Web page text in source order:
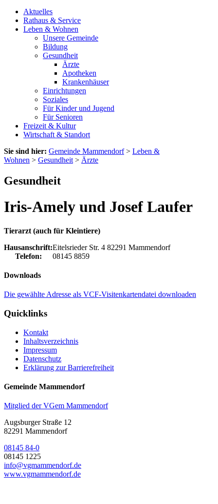
Aktuelles
Rathaus & Service
Leben & Wohnen
Unsere Gemeinde
Bildung
Gesundheit
Ärzte
Apotheken
Krankenhäuser
Einrichtungen
Soziales
Für Kinder und Jugend
Für Senioren
Freizeit & Kultur
Wirtschaft & Standort
Sie sind hier: Gemeinde Mammendorf> Leben &
Wohnen > Gesundheit > Ärzte
Gesundheit
Iris-Amely und Josef Laufer
Tierarzt (auch für Kleintiere)
Hausanschrift:Eitelsrieder Str. 4 82291 Mammendorf
Telefon:
08145 8859
Downloads
Die gewählte Adresse als VCF-Visitenkartendatei downloaden
Quicklinks
Kontakt
Inhaltsverzeichnis
Impressum
Datenschutz
Erklärung zur Barrierefreiheit
Gemeinde Mammendorf
Mitglied der VGem Mammendorf
Augsburger Straße 12
82291 Mammendorf
08145 84-0
08145 1225
info@vgmammendorf.de
www.vgmammendorf.de